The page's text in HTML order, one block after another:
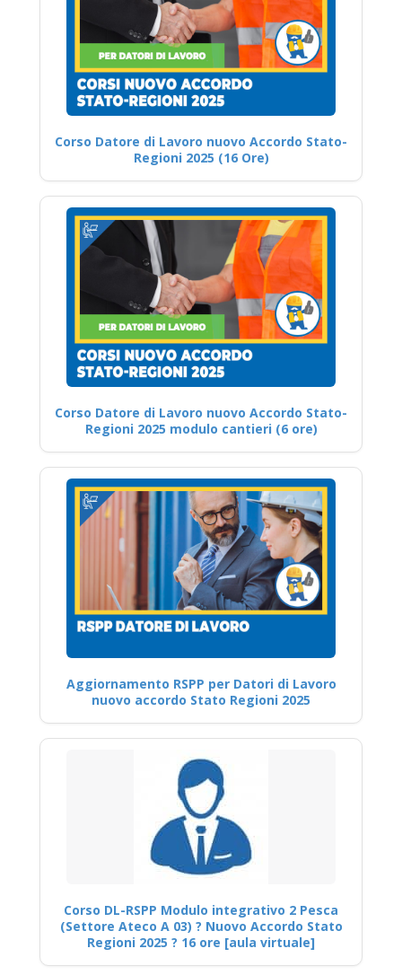
Corso Datore di Lavoro nuovo Accordo Stato-
Regioni 2025 (16 Ore)
Corso Datore di Lavoro nuovo Accordo Stato-
Regioni 2025 modulo cantieri (6 ore)
Aggiornamento RSPP per Datori di Lavoro
nuovo accordo Stato Regioni 2025
Corso DL-RSPP Modulo integrativo 2 Pesca
(Settore Ateco A 03) ? Nuovo Accordo Stato
Regioni 2025 ? 16 ore [aula virtuale]